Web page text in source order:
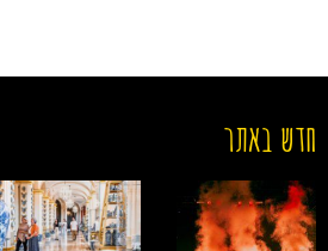
חדש באתר